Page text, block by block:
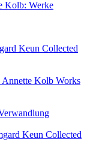
Kolb: Werke
Keun Collected
Annette Kolb Works
Keun Collected